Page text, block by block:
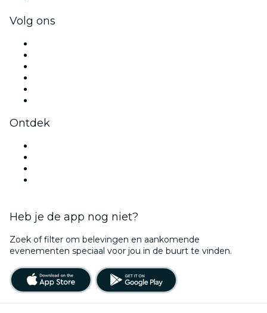
Volg ons
Ontdek
Heb je de app nog niet?
Zoek of filter om belevingen en aankomende
evenementen speciaal voor jou in de buurt te vinden.